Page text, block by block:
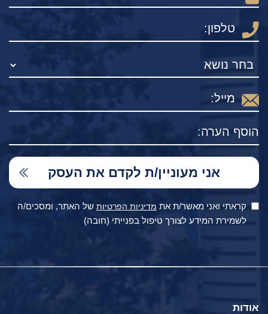
קראתי ואני מאשר/ת את מדיניות הפרטיות של האתר, ומסכים/ה
לשמירת המידע לצורך טיפול בפנייתי (חובה)
אודות